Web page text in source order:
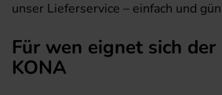
unser Lieferservice – einfach und
Für wen eignet sich
KONA